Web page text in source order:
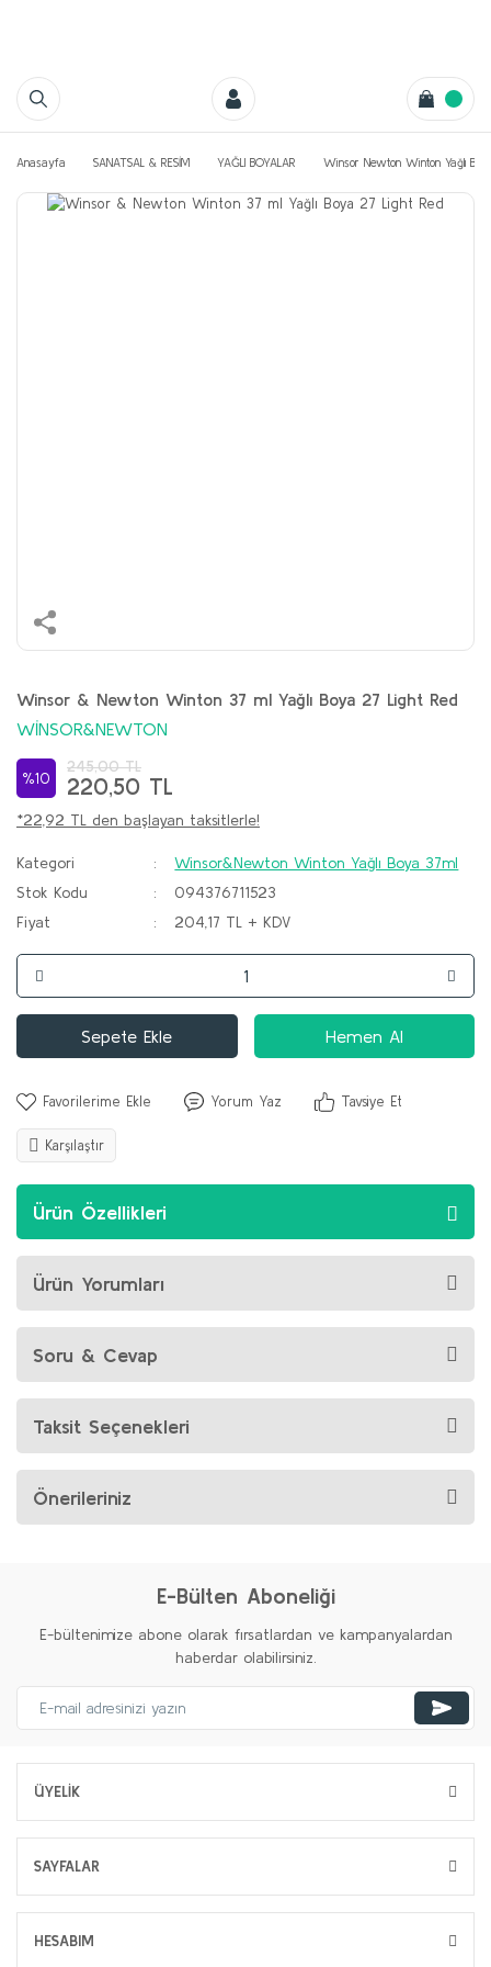
Anasayfa SANATSAL & RESİM YAĞLI BOYALAR Winsor Newton Winton Yağlı
Winsor & Newton Winton 37 ml Yağlı Boya 27 Light Red
WİNSOR&NEWTON
%10
245,00 TL
220,50 TL
*22,92 TL den başlayan taksitlerle!
Kategori
Winsor&Newton Winton Yağlı Boya 37ml
Stok Kodu
094376711523
Fiyat
204,17 TL + KDV
Sepete Ekle Hemen Al
Yorum Yaz Tavsiye Et
Karşılaştır
Ürün Özellikleri
Ürün Yorumları
Soru & Cevap
Taksit Seçenekleri
Önerileriniz
E-Bülten Aboneliği
E-bültenimize abone olarak fırsatlardan ve kampanyalardan
haberdar olabilirsiniz.
ÜYELİK
SAYFALAR
HESABIM